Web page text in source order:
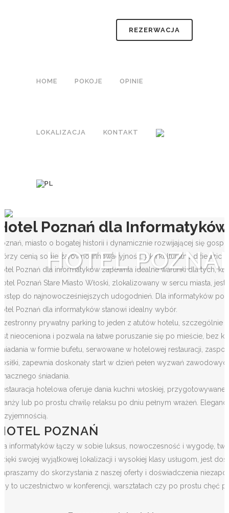
REZERWACJA
HOME POKOJE OPINIE
LOKALIZACJA KONTAKT
HOTEL
Poznań dla Informatyków
miasto o bogatej historii i dynamicznie rozwijającej się
cenią sobie zarówno innowacyjność, jak i kulturalne
Poznań dla informatyków zapewnia idealne warunki dla tych,
Poznań Stare Miasto Włoski, zlokalizowany w sercu miasta,
do najnowocześniejszych udogodnień. Dla informatyków
Poznań dla informatyków stanowi idealny wybór.
prywatny parking to jeden z atutów hotelu,
nieoceniona i pozwala na łatwe poruszanie się po mieście, bez
w formie bufetu, serwowane w hotelowej restauracji,
zapewnia doskonały start w dzień pełen wyzwań
śniadania.
hotelowa oferuje dania kuchni włoskiej,
lub po prostu chwilę relaksu po dniu pełnym wrażeń.
POZNAŃ
informatyków łączy w sobie luksus, nowoczesność i wygodę,
swojej wyjątkowej lokalizacji i wysokiej klasy usługom, jest
do skorzystania z naszej oferty i doświadczenia
to uczestnictwo w konferencji, warsztatach czy po prostu chęć